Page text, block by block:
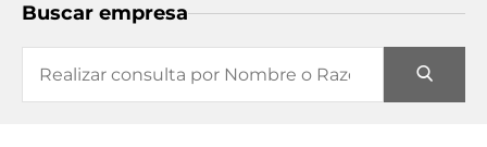
Buscar empresa